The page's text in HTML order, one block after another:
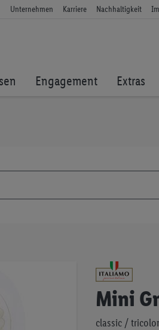
Unternehmen Karriere Nachhaltigkeit
Engagement Extras
Mini
classic /
Anfang
Bildgalerie
springen